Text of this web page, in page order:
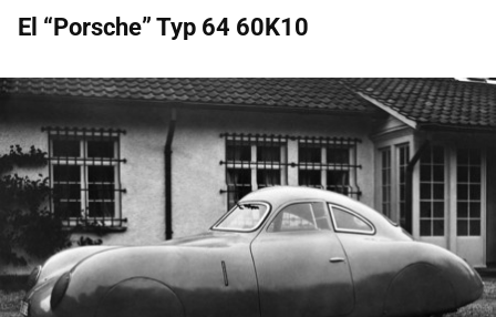
El “Porsche” Typ 64 60K10